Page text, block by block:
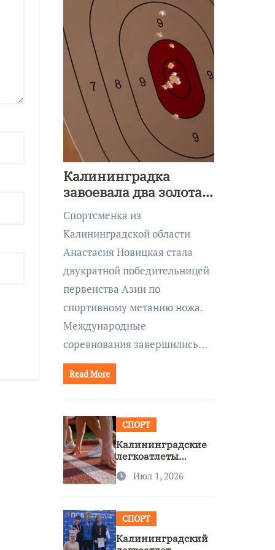
Калининградка
завоевала два золота
первенства Азии по
метанию ножа
Спортсменка из
Калининградской области
Анастасия Новицкая стала
двукратной победительницей
первенства Азии по
спортивному метанию ножа.
Международные
соревнования завершились…
Read More
СПОРТ
Калининградские
легкоатлеты
бронзы на
Июл 1, 2026
СПОРТ
Калининградский